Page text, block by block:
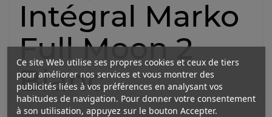
Intégral Marko
Full Moon 2
Blanc
Ce site Web utilise ses propres cookies et ceux de tiers
pour améliorer nos services et vous montrer des
publicités liées à vos préférences en analysant vos
habitudes de navigation. Pour donner votre consentement
à son utilisation, appuyez sur le bouton Accepter.